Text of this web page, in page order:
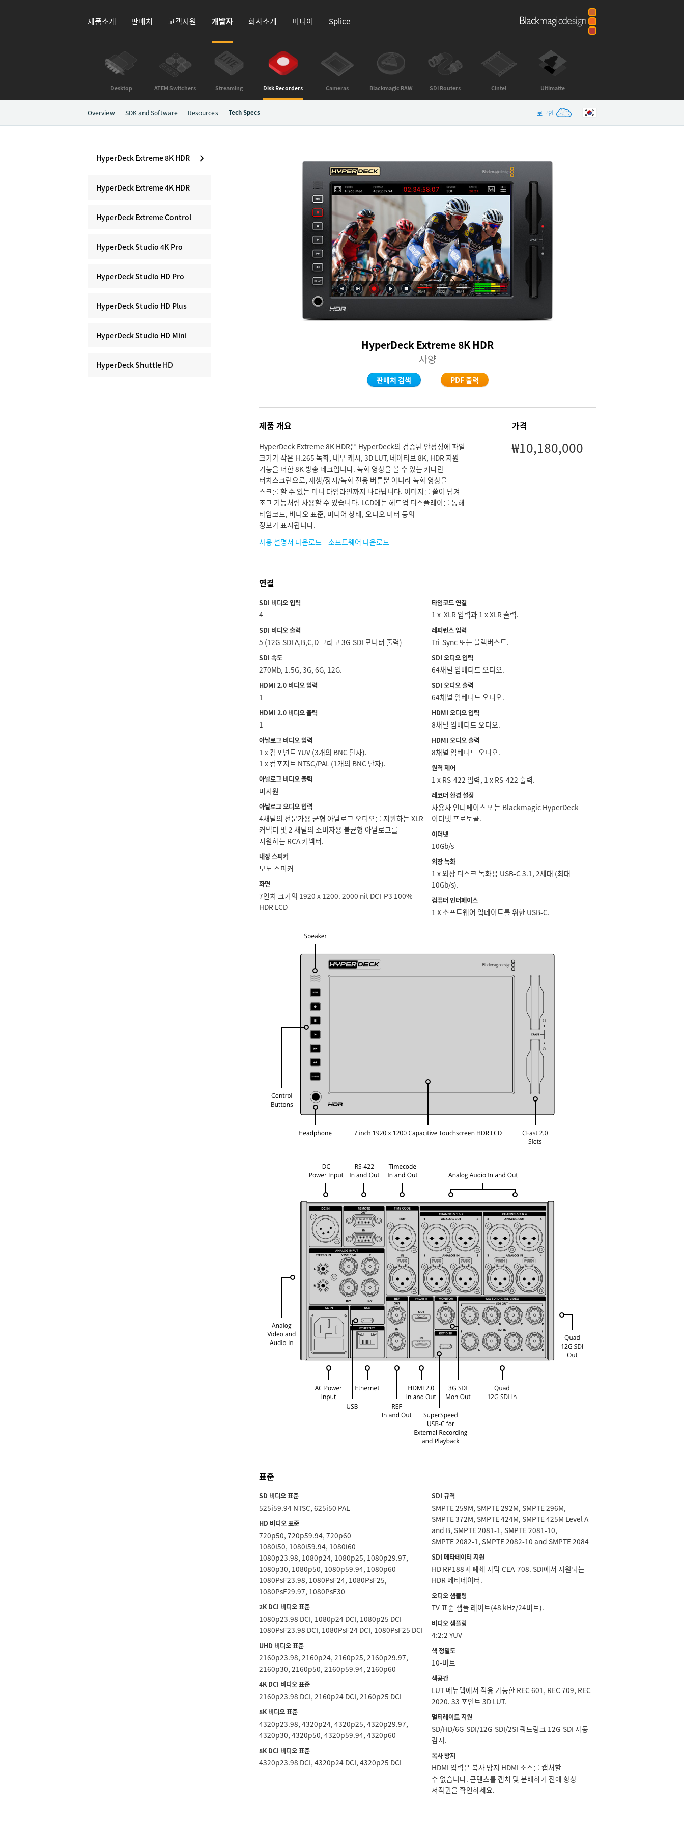
제품소개 판매처 고객지원 개발자 회사소개 미디어 Splice
Desktop ATEM Switchers Streaming Disk Recorders Cameras Blackmagic RAW SDI Routers Cintel Ultimatte
로그인
Overview SDK and Software Resources Tech Specs
HyperDeck Extreme 8K HDR
HyperDeck Extreme 4K HDR
HyperDeck Extreme Control
HyperDeck Studio 4K Pro
HyperDeck Studio HD Pro
HyperDeck Studio HD Plus
HyperDeck Studio HD Mini
HyperDeck Shuttle HD
HyperDeck Extreme 8K HDR
사양
판매처 검색 PDF 출력
제품 개요
HyperDeck Extreme 8K HDR은 HyperDeck의 검증된 안정성에 파일
크기가 작은 H.265 녹화, 내부 캐시, 3D LUT, 네이티브 8K, HDR 지원
기능을 더한 8K 방송 데크입니다. 녹화 영상을 볼 수 있는 커다란
터치스크린으로, 재생/정지/녹화 전용 버튼뿐 아니라 녹화 영상을
스크롤 할 수 있는 미니 타임라인까지 나타납니다. 이미지를 쓸어 넘겨
조그 기능처럼 사용할 수 있습니다. LCD에는 헤드업 디스플레이를 통해
타임코드, 비디오 표준, 미디어 상태, 오디오 미터 등의
정보가 표시됩니다.
사용 설명서 다운로드
소프트웨어 다운로드
가격
₩10,180,000
연결
SDI 비디오 입력
4
SDI 비디오 출력
5 (12G‑SDI A,B,C,D 그리고 3G‑SDI 모니터 출력)
SDI 속도
270Mb, 1.5G, 3G, 6G, 12G.
HDMI 2.0 비디오 입력
1
HDMI 2.0 비디오 출력
1
아날로그 비디오 입력
1 x 컴포넌트 YUV (3개의 BNC 단자).
1 x 컴포지트 NTSC/PAL (1개의 BNC 단자).
아날로그 비디오 출력
미지원
아날로그 오디오 입력
4채널의 전문가용 균형 아날로그 오디오를 지원하는 XLR
커넥터 및 2 채널의 소비자용 불균형 아날로그를
지원하는 RCA 커넥터.
내장 스피커
모노 스피커
화면
7인치 크기의 1920 x 1200. 2000 nit DCI-P3 100%
HDR LCD
타임코드 연결
1 x XLR 입력과 1 x XLR 출력.
레퍼런스 입력
Tri-Sync 또는 블랙버스트.
SDI 오디오 입력
64채널 임베디드 오디오.
SDI 오디오 출력
64채널 임베디드 오디오.
HDMI 오디오 입력
8채널 임베디드 오디오.
HDMI 오디오 출력
8채널 임베디드 오디오.
원격 제어
1 x RS-422 입력, 1 x RS-422 출력.
레코더 환경 설정
사용자 인터페이스 또는 Blackmagic HyperDeck
이더넷 프로토콜.
이더넷
10Gb/s
외장 녹화
1 x 외장 디스크 녹화용 USB-C 3.1, 2세대 (최대
10Gb/s).
컴퓨터 인터페이스
1 X 소프트웨어 업데이트를 위한 USB-C.
표준
SD 비디오 표준
525i59.94 NTSC, 625i50 PAL
HD 비디오 표준
720p50, 720p59.94, 720p60
1080i50, 1080i59.94, 1080i60
1080p23.98, 1080p24, 1080p25, 1080p29.97,
1080p30, 1080p50, 1080p59.94, 1080p60
1080PsF23.98, 1080PsF24, 1080PsF25,
1080PsF29.97, 1080PsF30
2K DCI 비디오 표준
1080p23.98 DCI, 1080p24 DCI, 1080p25 DCI
1080PsF23.98 DCI, 1080PsF24 DCI, 1080PsF25 DCI
UHD 비디오 표준
2160p23.98, 2160p24, 2160p25, 2160p29.97,
2160p30, 2160p50, 2160p59.94, 2160p60
4K DCI 비디오 표준
2160p23.98 DCI, 2160p24 DCI, 2160p25 DCI
8K 비디오 표준
4320p23.98, 4320p24, 4320p25, 4320p29.97,
4320p30, 4320p50, 4320p59.94, 4320p60
8K DCI 비디오 표준
4320p23.98 DCI, 4320p24 DCI, 4320p25 DCI
SDI 규격
SMPTE 259M, SMPTE 292M, SMPTE 296M,
SMPTE 372M, SMPTE 424M, SMPTE 425M Level A
and B, SMPTE 2081-1, SMPTE 2081-10,
SMPTE 2082-1, SMPTE 2082-10 and SMPTE 2084
SDI 메타데이터 지원
HD RP188과 폐쇄 자막 CEA-708. SDI에서 지원되는
HDR 메타데이터.
오디오 샘플링
TV 표준 샘플 레이트(48 kHz/24비트).
비디오 샘플링
4:2:2 YUV
색 정밀도
10-비트
색공간
LUT 메뉴탭에서 적용 가능한 REC 601, REC 709, REC
2020. 33 포인트 3D LUT.
멀티레이트 지원
SD/HD/6G‑SDI/12G‑SDI/2SI 쿼드링크 12G‑SDI 자동
감지.
복사 방지
HDMI 입력은 복사 방지 HDMI 소스를 캡처할
수 없습니다. 콘텐츠를 캡처 및 분배하기 전에 항상
저작권을 확인하세요.